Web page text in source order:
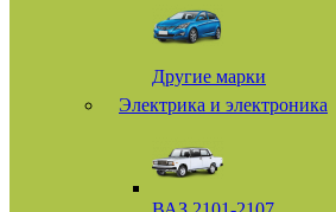
Другие марки
Электрика и электроника